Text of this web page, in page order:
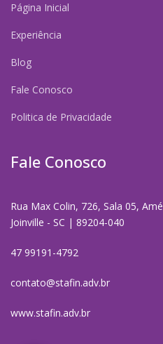
Página Inicial
Experiência
Blog
Fale Conosco
Politica de Privacidade
Fale Conosco
Rua Max Colin, 726, Sala 05,
Joinville - SC | 89204-040
47 99191-4792
contato@stafin.adv.br
www.stafin.adv.br